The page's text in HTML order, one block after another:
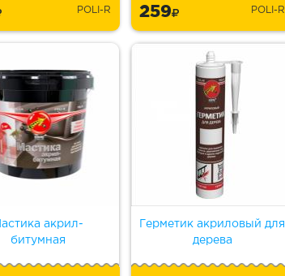
POLI-R 259 POLI-R
акрил-
битумная
Герметик акриловый для
дерева